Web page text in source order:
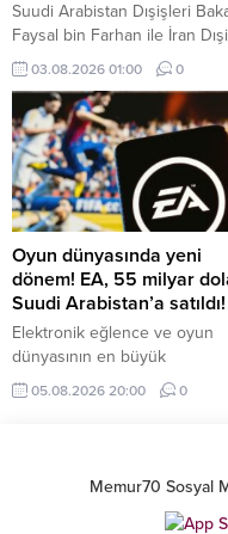
Suudi Arabistan Dışişleri
Faysal bin Farhan ile İran
Bakanı Abbas Erakçi,
gerilimi azaltmaya yönelik
diplomatik çabaları ele aldı.
03.08.2026 01:00 0
Oyun dünyasında yeni
dönem! EA, 55 milyar
Suudi Arabistan’a satıldı!
Elektronik eğlence ve oyun
dünyasının en büyük
aktörlerinden Electronic Arts
55 milyar dolarlık devasa bir
05.08.2026 20:00 0
Memur70 Sosyal